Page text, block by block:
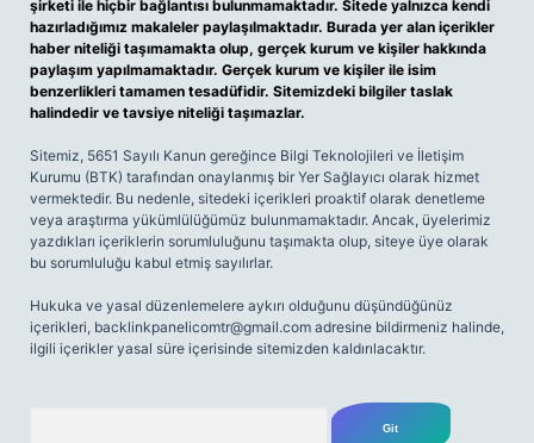
şirketi ile hiçbir bağlantısı bulunmamaktadır. Sitede yalnızca kendi
hazırladığımız makaleler paylaşılmaktadır. Burada yer alan içerikler
haber niteliği taşımamakta olup, gerçek kurum ve kişiler hakkında
paylaşım yapılmamaktadır. Gerçek kurum ve kişiler ile isim
benzerlikleri tamamen tesadüfidir. Sitemizdeki bilgiler taslak
halindedir ve tavsiye niteliği taşımazlar.
Sitemiz, 5651 Sayılı Kanun gereğince Bilgi Teknolojileri ve İletişim
Kurumu (BTK) tarafından onaylanmış bir Yer Sağlayıcı olarak hizmet
vermektedir. Bu nedenle, sitedeki içerikleri proaktif olarak denetleme
veya araştırma yükümlülüğümüz bulunmamaktadır. Ancak, üyelerimiz
yazdıkları içeriklerin sorumluluğunu taşımakta olup, siteye üye olarak
bu sorumluluğu kabul etmiş sayılırlar.
Hukuka ve yasal düzenlemelere aykırı olduğunu düşündüğünüz
içerikleri, backlinkpanelicomtr@gmail.com adresine bildirmeniz halinde,
ilgili içerikler yasal süre içerisinde sitemizden kaldırılacaktır.